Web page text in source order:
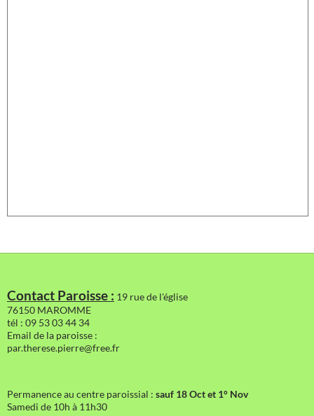
Contact Paroisse : 19 rue de l'église
76150 MAROMME
tél : 09 53 03 44 34
Email de la paroisse :
par.therese.pierre@free.fr
Permanence au centre paroissial : sauf 18 Oct et 1° Nov
Samedi de 10h à 11h30